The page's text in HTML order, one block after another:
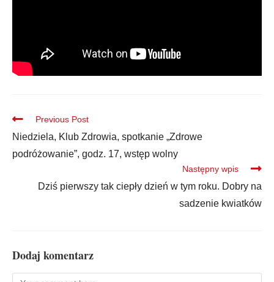
Previous Post
Niedziela, Klub Zdrowia, spotkanie „Zdrowe
podróżowanie”, godz. 17, wstęp wolny
Następny wpis
Dziś pierwszy tak ciepły dzień w tym roku. Dobry na
sadzenie kwiatków
Dodaj komentarz